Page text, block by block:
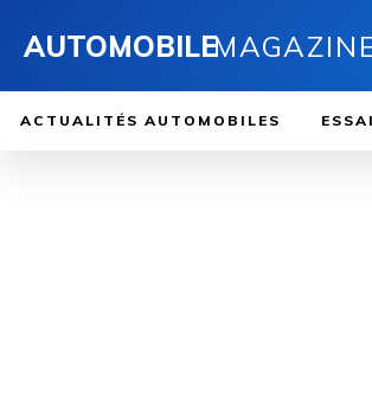
AUTOMOBILE
ACTUALITÉS AUTOMOBILES